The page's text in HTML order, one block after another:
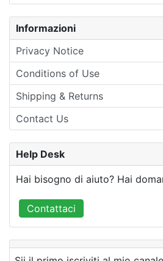
Informazioni
Privacy Notice
Conditions of Use
Shipping & Returns
Contact Us
Help Desk
Hai bisogno di aiuto? Hai
Contattaci